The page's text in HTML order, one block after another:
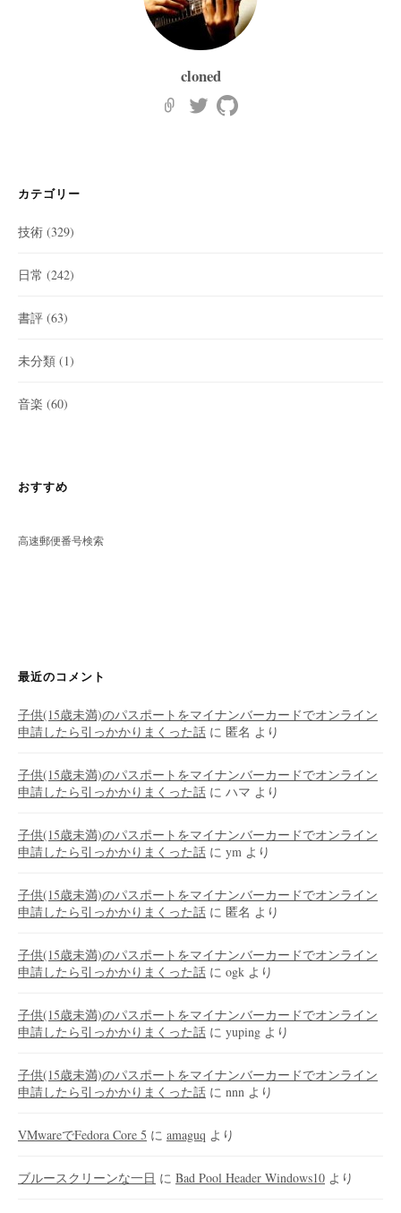
cloned
カテゴリー
技術 (329)
日常 (242)
書評 (63)
未分類 (1)
音楽 (60)
おすすめ
高速郵便番号検索
最近のコメント
子供(15歳未満)のパスポートをマイナンバーカードでオンライン
申請したら引っかかりまくった話 に 匿名 より
子供(15歳未満)のパスポートをマイナンバーカードでオンライン
申請したら引っかかりまくった話 に ハマ より
子供(15歳未満)のパスポートをマイナンバーカードでオンライン
申請したら引っかかりまくった話 に ym より
子供(15歳未満)のパスポートをマイナンバーカードでオンライン
申請したら引っかかりまくった話 に 匿名 より
子供(15歳未満)のパスポートをマイナンバーカードでオンライン
申請したら引っかかりまくった話 に ogk より
子供(15歳未満)のパスポートをマイナンバーカードでオンライン
申請したら引っかかりまくった話 に yuping より
子供(15歳未満)のパスポートをマイナンバーカードでオンライン
申請したら引っかかりまくった話 に nnn より
VMwareでFedora Core 5 に amaguq より
ブルースクリーンな一日 に Bad Pool Header Windows10 より